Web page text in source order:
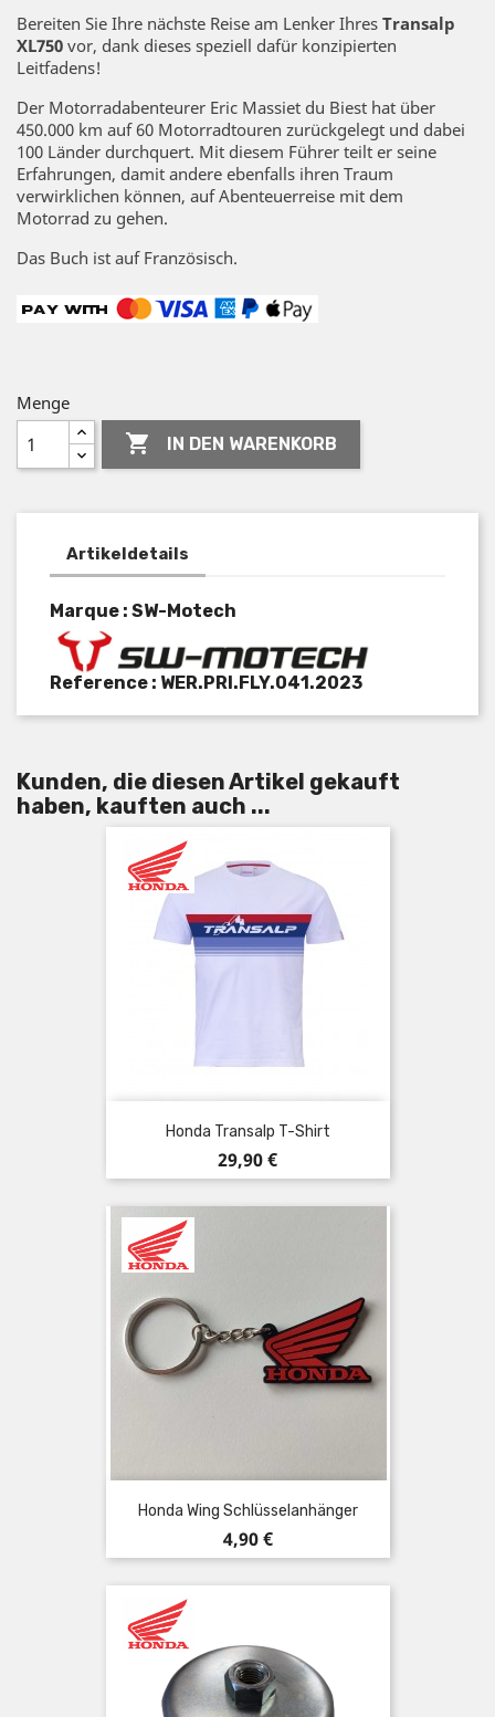
Bereiten Sie Ihre nächste Reise am Lenker Ihres Transalp
XL750 vor, dank dieses speziell dafür konzipierten
Leitfadens!
Der Motorradabenteurer Eric Massiet du Biest hat über
450.000 km auf 60 Motorradtouren zurückgelegt und dabei
100 Länder durchquert. Mit diesem Führer teilt er seine
Erfahrungen, damit andere ebenfalls ihren Traum
verwirklichen können, auf Abenteuerreise mit dem
Motorrad zu gehen.
Das Buch ist auf Französisch.
Menge
 IN DEN WARENKORB
Artikeldetails
Marque : SW-Motech
Reference : WER.PRI.FLY.041.2023
Kunden, die diesen Artikel gekauft
haben, kauften auch ...
Honda Transalp T-Shirt
Preis
29,90 €
Honda Wing Schlüsselanhänger
Preis
4,90 €